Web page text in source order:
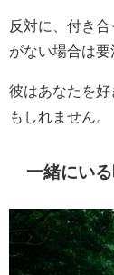
反対に、付き
がない場合は要
彼はあなたを
もしれません。
一緒にい